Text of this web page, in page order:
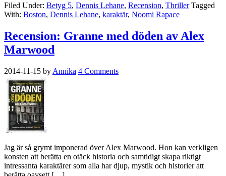
Filed Under: Betyg 5, Dennis Lehane, Recension, Thriller Tagged
With: Boston, Dennis Lehane, karaktär, Noomi Rapace
Recension: Granne med döden av Alex
Marwood
2014-11-15 by Annika 4 Comments
Jag är så grymt imponerad över Alex Marwood. Hon kan verkligen
konsten att berätta en otäck historia och samtidigt skapa riktigt
intressanta karaktärer som alla har djup, mystik och historier att